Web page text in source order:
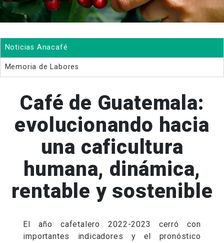
Noticias Anacafé
Memoria de Labores
Café de Guatemala:
evolucionando hacia
una caficultura
humana, dinámica,
rentable y sostenible
El año cafetalero 2022-2023 cerró con
importantes indicadores y el pronóstico